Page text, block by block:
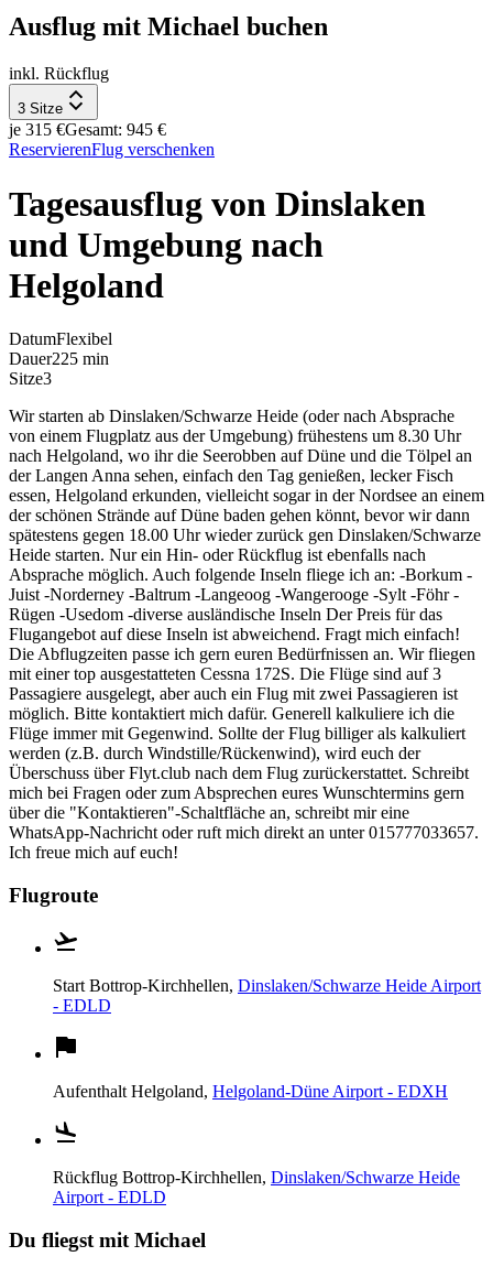
Ausflug mit Michael buchen
inkl. Rückflug
3 Sitze
je 315 €Gesamt: 945 €
ReservierenFlug verschenken
Tagesausflug von Dinslaken
und Umgebung nach
Helgoland
DatumFlexibel
Dauer225 min
Sitze3
Wir starten ab Dinslaken/Schwarze Heide (oder nach Absprache
von einem Flugplatz aus der Umgebung) frühestens um 8.30 Uhr
nach Helgoland, wo ihr die Seerobben auf Düne und die Tölpel an
der Langen Anna sehen, einfach den Tag genießen, lecker Fisch
essen, Helgoland erkunden, vielleicht sogar in der Nordsee an einem
der schönen Strände auf Düne baden gehen könnt, bevor wir dann
spätestens gegen 18.00 Uhr wieder zurück gen Dinslaken/Schwarze
Heide starten. Nur ein Hin- oder Rückflug ist ebenfalls nach
Absprache möglich. Auch folgende Inseln fliege ich an: -Borkum -
Juist -Norderney -Baltrum -Langeoog -Wangerooge -Sylt -Föhr -
Rügen -Usedom -diverse ausländische Inseln Der Preis für das
Flugangebot auf diese Inseln ist abweichend. Fragt mich einfach!
Die Abflugzeiten passe ich gern euren Bedürfnissen an. Wir fliegen
mit einer top ausgestatteten Cessna 172S. Die Flüge sind auf 3
Passagiere ausgelegt, aber auch ein Flug mit zwei Passagieren ist
möglich. Bitte kontaktiert mich dafür. Generell kalkuliere ich die
Flüge immer mit Gegenwind. Sollte der Flug billiger als kalkuliert
werden (z.B. durch Windstille/Rückenwind), wird euch der
Überschuss über Flyt.club nach dem Flug zurückerstattet. Schreibt
mich bei Fragen oder zum Absprechen eures Wunschtermins gern
über die "Kontaktieren"-Schaltfläche an, schreibt mir eine
WhatsApp-Nachricht oder ruft mich direkt an unter 015777033657.
Ich freue mich auf euch!
Flugroute
Start Bottrop-Kirchhellen, Dinslaken/Schwarze Heide Airport
- EDLD
Aufenthalt Helgoland, Helgoland-Düne Airport - EDXH
Rückflug Bottrop-Kirchhellen, Dinslaken/Schwarze Heide
Airport - EDLD
Du fliegst mit Michael